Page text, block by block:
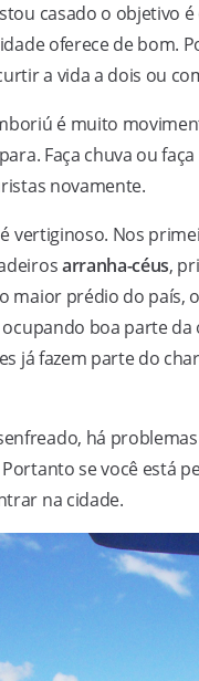
casado o objetivo
oferece de bom.
a vida a dois ou
é muito
Faça chuva ou
novamente.
vertiginoso. Nos
arranha-céus,
maior prédio do país,
boa parte da
já fazem parte do
há
Portanto se você está
na cidade.